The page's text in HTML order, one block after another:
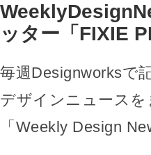
ッター「FIXIE
毎週Designworksで
デザインニュース
「Weekly Design